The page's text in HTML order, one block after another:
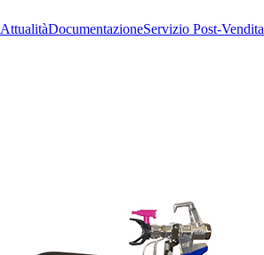
AttualitàDocumentazioneServizio Post-Vendita